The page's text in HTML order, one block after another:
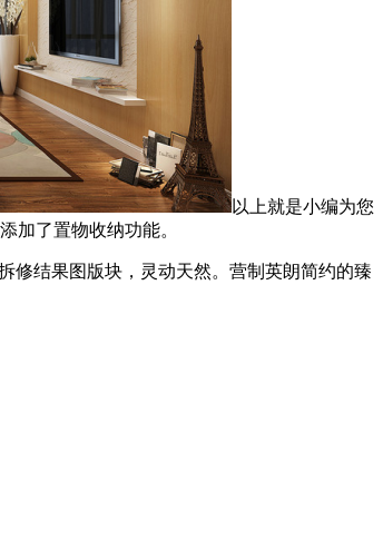
以上就是小编为您
加了置物收纳功能。
结果图版块，灵动天然。营制英朗简约的臻